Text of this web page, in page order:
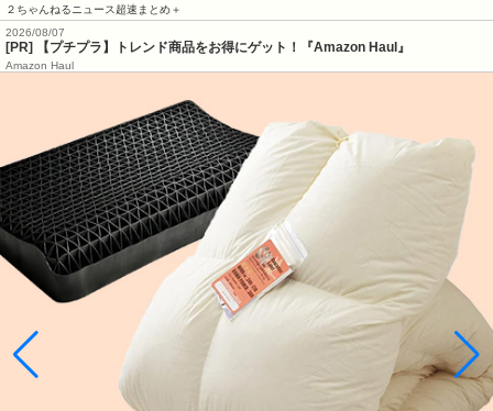
２ちゃんねるニュース超速まとめ＋
2026/08/07
[PR] 【プチプラ】トレンド商品をお得にゲット！『Amazon Haul』
Amazon Haul